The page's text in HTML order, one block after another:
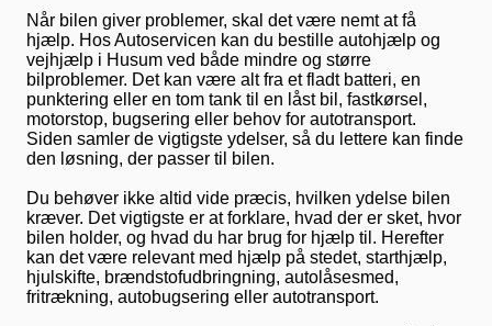
Når bilen giver problemer, skal det være nemt at få
hjælp. Hos Autoservicen kan du bestille autohjælp og
vejhjælp i Husum ved både mindre og større
bilproblemer. Det kan være alt fra et fladt batteri, en
punktering eller en tom tank til en låst bil, fastkørsel,
motorstop, bugsering eller behov for autotransport.
Siden samler de vigtigste ydelser, så du lettere kan finde
den løsning, der passer til bilen.
Du behøver ikke altid vide præcis, hvilken ydelse bilen
kræver. Det vigtigste er at forklare, hvad der er sket, hvor
bilen holder, og hvad du har brug for hjælp til. Herefter
kan det være relevant med hjælp på stedet, starthjælp,
hjulskifte, brændstofudbringning, autolåsesmed,
fritrækning, autobugsering eller autotransport.